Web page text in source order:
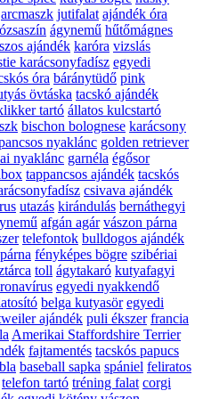
arcmaszk jutifalat ajándék óra
ágynemű hűtőmágnes
ajándék karóra vizslás
karácsonyfadísz egyedi
óra báránytüdő pink
övtáska tacskó ajándék
tartó állatos kulcstartó
bischon bolognese karácsony
nyaklánc golden retriever
nyaklánc garnéla égősor
tappancsos ajándék tacskós
csivava ajándék
utazás kirándulás bernáthegyi
afgán agár vászon párna
telefontok bulldogos ajándék
párna fényképes bögre szibériai
toll ágytakaró kutyafagyi
egyedi nyakkendő
belga kutyasör egyedi
ajándék puli ékszer francia
Amerikai Staffordshire Terrier
fajtamentés tacskós papucs
baseball sapka spániel feliratos
telefon tartó tréning falat corgi